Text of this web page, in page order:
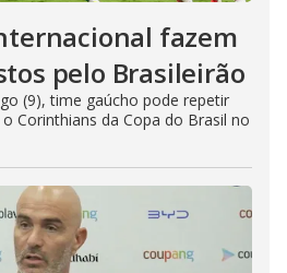
fazem
pelo Brasileirão
(9), time gaúcho pode repetir
Corinthians da Copa do Brasil no